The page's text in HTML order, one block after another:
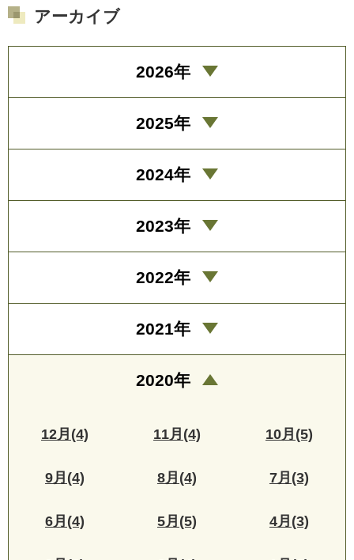
アーカイブ
2026年
2025年
2024年
2023年
2022年
2021年
2020年
12月(4) 11月(4) 10月(5)
9月(4) 8月(4) 7月(3)
6月(4) 5月(5) 4月(3)